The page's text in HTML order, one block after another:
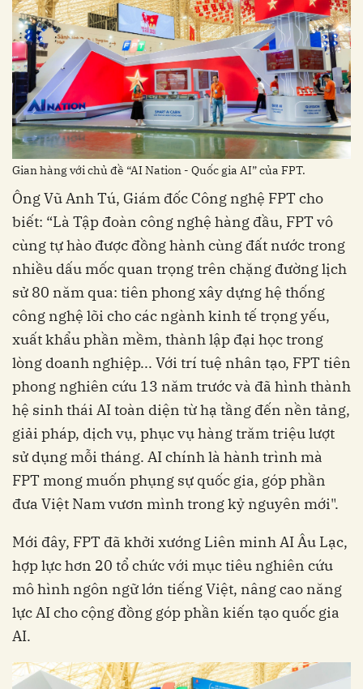
Gian hàng với chủ đề “AI Nation - Quốc gia AI” của FPT.
biết: “Là Tập đoàn công nghệ hàng đầu, ‏‏FPT vô
cùng tự hào được đồng hành cùng đất nước trong
nhiều dấu mốc quan trọng trên chặng đường lịch
sử 80 năm qua: tiên phong xây dựng hệ thống
công nghệ lõi cho các ngành kinh tế trọng yếu,
xuất khẩu phần mềm, thành lập đại học trong
lòng doanh nghiệp... Với trí tuệ nhân tạo, FPT tiên
phong nghiên cứu 13 năm trước và đã hình thành
hệ sinh thái AI toàn diện từ hạ tầng đến nền tảng,
giải pháp, dịch vụ, phục vụ hàng trăm triệu lượt
sử dụng mỗi tháng. AI ‏‏chính là hành trình mà
FPT mong muốn phụng sự quốc gia, góp phần
đưa Việt Nam vươn mình trong kỷ nguyên mới‏‏.‏‏"‏
hợp lực hơn 20 tổ chức với mục tiêu nghiên cứu
mô hình ngôn ngữ lớn tiếng Việt, nâng cao năng
lực AI cho cộng đồng góp phần kiến tạo quốc gia